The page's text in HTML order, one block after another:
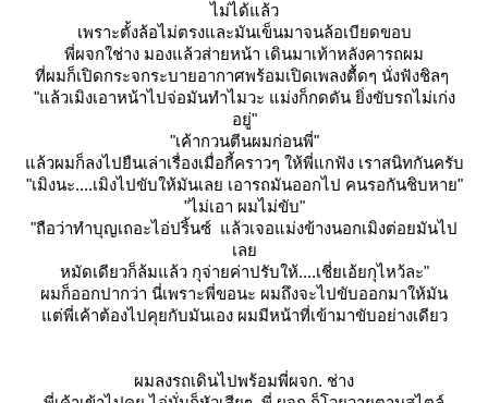
ไม่ได้แล้ว
เพราะตั้งล้อไม่ตรงและมันเข็นมาจนล้อเบียดขอบ
พี่ผจกใช่าง มองแล้วส่ายหน้า เดินมาเท้าหลังคารถผม
ที่ผมก็เปิดกระจกระบายอากาศพร้อมเปิดเพลงตื้ดๆ นั่งฟังชิลๆ
"แล้วเมิงเอาหน้าไปจ่อมันทำไมวะ แม่งก็กดดัน ยิ่งขับรถไม่เก่ง
อยู่"
"เค้ากวนตีนผมก่อนพี่"
ล้วผมก็ลงไปยืนเล่าเรื่องเมื่อกี้คราวๆ ให้พี่แกฟัง เราสนิทกันครับ
"เมิงนะ....เมิงไปขับให้มันเลย เอารถมันออกไป คนรอกันชิบหาย"
"ไม่เอา ผมไม่ขับ"
"ถือว่าทำบุญเถอะไอ่ปริ้นซ์ แล้วเจอแม่งข้างนอกเมิงต่อยมันไป
เล
หมัดเดียวก็ล้มแล้ว กุจ่ายค่าปรับให้....เชี่ยเอ้ยกุไหว้ละ"
ผมก็ออกปากว่า นี่เพราะพี่ขอนะ ผมถึงจะไปขับออกมาให้มัน
ต่พี่เค้าต้องไปคุยกับมันเอง ผมมีหน้าที่เข้ามาขับอย่างเดียว
ผมลงรถเดินไปพร้อมพี่ผจก. ช่าง